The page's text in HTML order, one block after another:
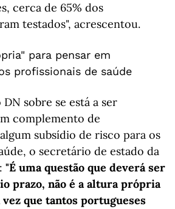
cerca de 65% dos
testados", acrescentou.
para pensar em
profissionais de saúde
sobre se está a ser
complemento de
subsídio de risco para os
o secretário de estado da
"É uma questão que deverá ser
prazo, não é a altura própria
que tantos portugueses